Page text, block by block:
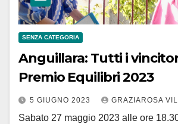
SENZA CATEGORIA
Anguillara: Tutti i
Premio Equilibri 2023
5 GIUGNO 2023 GRAZIAROSA
Sabato 27 maggio 2023 alle ore